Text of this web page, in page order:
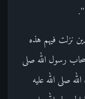
".
نزلت فيهم هذه
رسول الله صلى
صلى الله عليه